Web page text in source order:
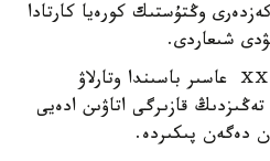
وڭتۇستىك كورەيا كارتادا
شىعاردى.
كورەي مەملەكەتتەرى جاپونيا ⅩⅩ عاسىر باسىندا وتارلاۋ
قازىرگى اتاۋىن ادەيى
دەگەن پىكىردە.